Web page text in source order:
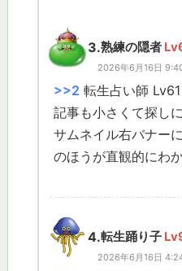
3.熟練の隠者
2026年6月16日
>>2 転生占い師 Lv61
記事も小さくて探し
サムネイル右バナー
のほうが直観的にわ
4.転生踊り子
2026年6月16日